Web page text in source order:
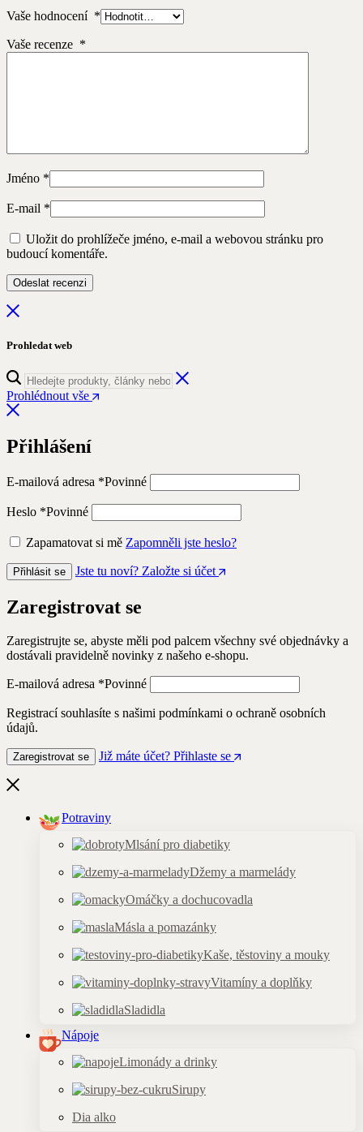
Vaše hodnocení *
Vaše recenze *
Jméno *
E-mail *
Uložit do prohlížeče jméno, e-mail a webovou stránku pro
budoucí komentáře.
Prohledat web
Prohlédnout vše
Přihlášení
E-mailová adresa *Povinné
Heslo *Povinné
Zapamatovat si mě Zapomněli jste heslo?
Přihlásit se Jste tu noví? Založte si účet
Zaregistrovat se
Zaregistrujte se, abyste měli pod palcem všechny své objednávky a
dostávali pravidelně novinky z našeho e-shopu.
E-mailová adresa *Povinné
Registrací souhlasíte s našimi podmínkami o ochraně osobních
údajů.
Zaregistrovat se Již máte účet? Přihlaste se
Potraviny
Mlsání pro diabetiky
Džemy a marmelády
Omáčky a dochucovadla
Másla a pomazánky
Kaše, těstoviny a mouky
Vitamíny a doplňky
Sladidla
Nápoje
Limonády a drinky
Sirupy
Dia alko